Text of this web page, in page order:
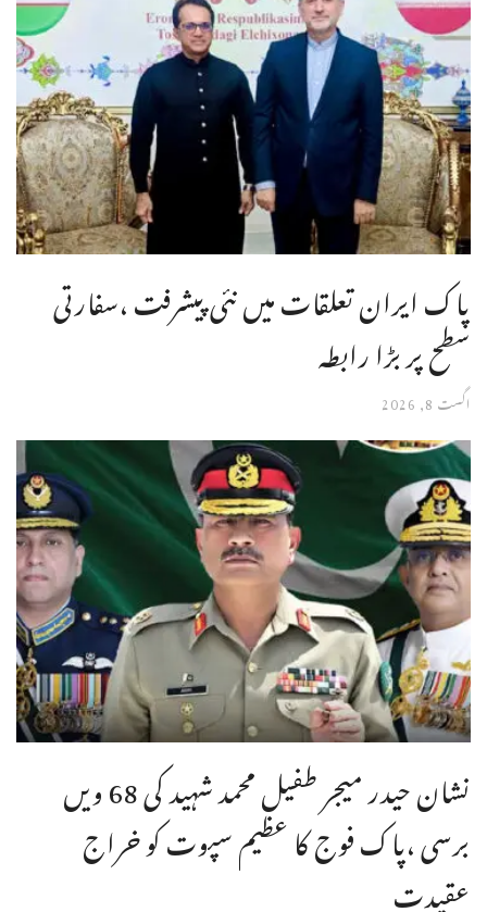
پاک ایران تعلقات میں نئی پیشرفت ،سفارتی
سطح پر بڑا رابطہ
اگست 8, 2026
نشان حیدر میجر طفیل محمد شہید کی 68 ویں
برسی ،پاک فوج کا عظیم سپوت کو خراج
عقیدت